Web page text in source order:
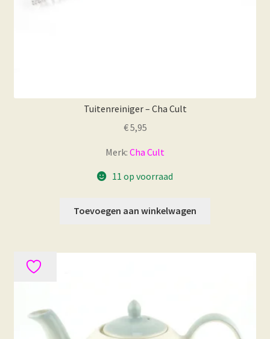
Tuitenreiniger – Cha Cult
€5,95
Merk: Cha Cult
11 op voorraad
Toevoegen aan winkelwagen